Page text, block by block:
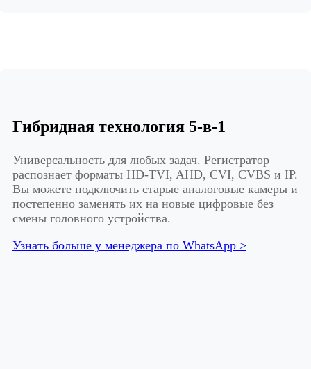
Гибридная технология 5-в-1
Универсальность для любых задач. Регистратор
распознает форматы HD-TVI, AHD, CVI, CVBS и IP.
Вы можете подключить старые аналоговые камеры и
постепенно заменять их на новые цифровые без
смены головного устройства.
Узнать больше у менеджера по WhatsApp >